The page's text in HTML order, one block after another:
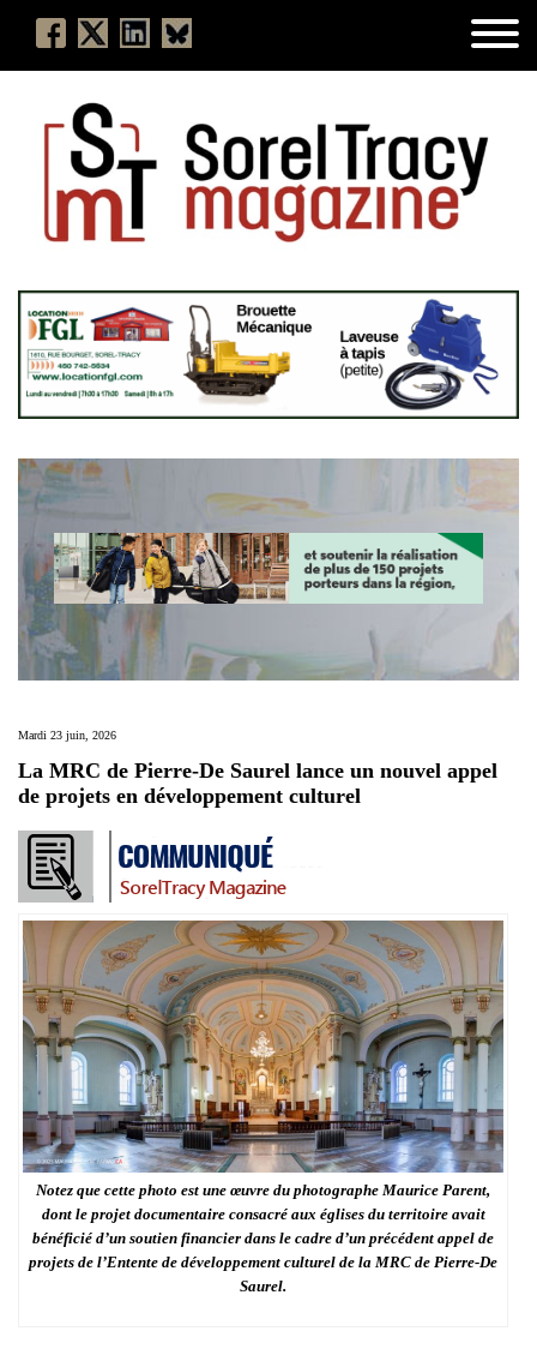
Mardi 23 juin, 2026
La MRC de Pierre-De Saurel lance un nouvel appel
de projets en développement culturel
Notez que cette photo est une œuvre du photographe Maurice Parent,
dont le projet documentaire consacré aux églises du territoire avait
bénéficié d’un soutien financier dans le cadre d’un précédent appel de
projets de l’Entente de développement culturel de la MRC de Pierre-De
Saurel.